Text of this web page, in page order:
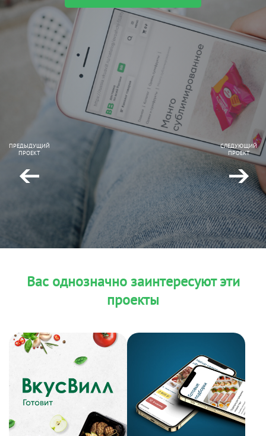
ПРЕДЫДУЩИЙ
ПРОЕКТ
СЛЕДУЮЩИЙ
ПРОЕКТ
Вас однозначно заинтересуют эти
проекты